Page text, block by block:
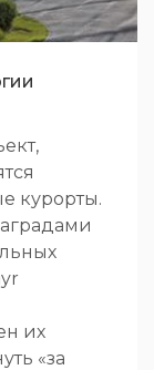
курорты.
их
«за